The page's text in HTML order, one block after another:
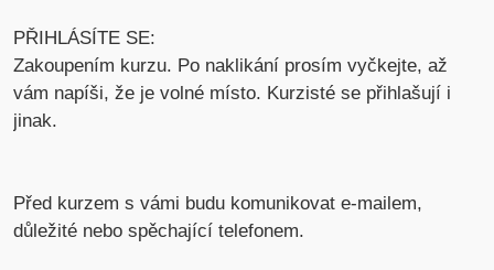
PŘIHLÁSÍTE SE:
Zakoupením kurzu. Po naklikání prosím vyčkejte, až
vám napíši, že je volné místo. Kurzisté se přihlašují i
jinak.
Před kurzem s vámi budu komunikovat e-mailem,
důležité nebo spěchající telefonem.